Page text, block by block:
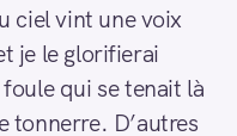
ciel vint une voix
je le glorifierai
qui se tenait là
tonnerre. D’autres